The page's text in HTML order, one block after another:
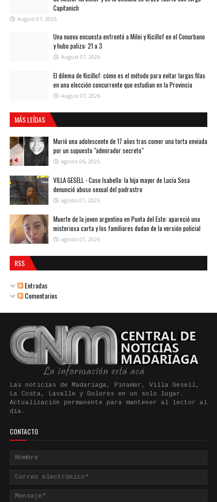
Capitanich
August 07, 2026
Una nueva encuesta enfrentó a Milei y Kicillof en el Conurbano
y hubo paliza: 21 a 3
August 07, 2026
El dilema de Kicillof: cómo es el método para evitar largas filas
en una elección concurrente que estudian en la Provincia
August 07, 2026
MÁS LEÍDAS
Murió una adolescente de 17 años tras comer una torta enviada
por un supuesto "admirador secreto"
agosto 06, 2026
VILLA GESELL - Caso Isabella: la hija mayor de Lucía Sosa
denunció abuso sexual del padrastro
agosto 01, 2026
Muerte de la joven argentina en Punta del Este: apareció una
misteriosa carta y los familiares dudan de la versión policial
agosto 01, 2026
RSS
Entradas
Comentarios
Las noticias de Madariaga, Pinamar, Villa Gesell,
La Costa, Lavalle y Dolores en un solo lugar.
Actualización permanente para mantener al lector al
día.
CONTACTO